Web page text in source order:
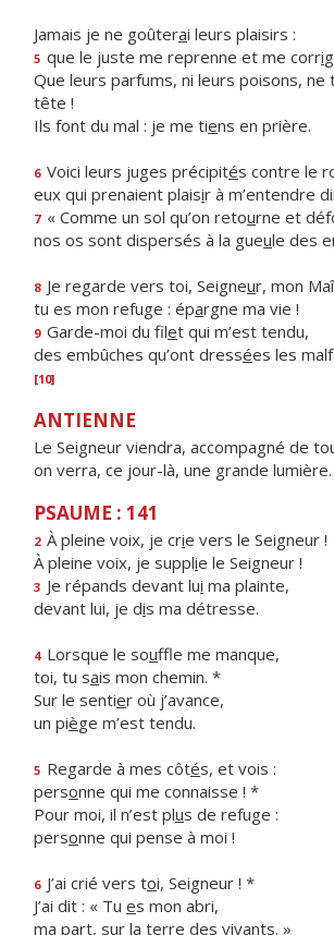
Jamais je ne goûterai leurs plaisirs :
5 que le juste me reprenne et me corri
Que leurs parfums, ni leurs poisons, ne
tête !
Ils font du mal : je me tiens en prière.
6 Voici leurs juges précipités contre le
eux qui prenaient plaisir à m’entendre
7 « Comme un sol qu’on retourne et
nos os sont dispersés à la gueule des
8 Je regarde vers toi, Seigneur, mon
tu es mon refuge : épargne ma vie !
9 Garde-moi du filet qui m’est tendu,
des embûches qu’ont dressées les
[10]
ANTIENNE
Le Seigneur viendra, accompagné de
on verra, ce jour-là, une grande lumière.
PSAUME : 141
2 À pleine voix, je crie vers le Seigneur !
À pleine voix, je supplie le Seigneur !
3 Je répands devant lui ma plainte,
devant lui, je dis ma détresse.
4 Lorsque le souffle me manque,
toi, tu sais mon chemin. *
Sur le sentier où j’avance,
un piège m’est tendu.
5 Regarde à mes côtés, et vois :
personne qui me connaisse ! *
Pour moi, il n’est plus de refuge :
personne qui pense à moi !
6 J’ai crié vers toi, Seigneur ! *
J’ai dit : « Tu es mon abri,
ma part, sur la terre des vivants. »